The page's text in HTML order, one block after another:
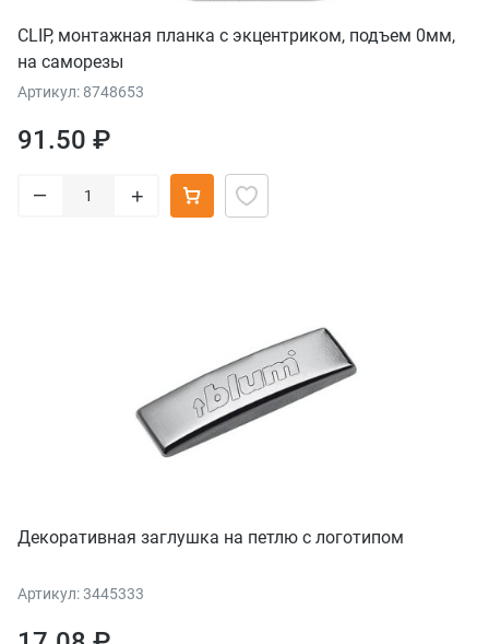
CLIP, монтажная планка с экцентриком, подъем 0мм,
на саморезы
Артикул: 8748653
91.50 ₽
– +
Декоративная заглушка на петлю с логотипом
Артикул: 3445333